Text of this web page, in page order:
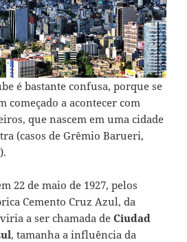
é bastante confusa, porque se
começado a acontecer com
que nascem em uma cidade
(casos de Grêmio Barueri,
22 de maio de 1927, pelos
Cemento Cruz Azul, da
a ser chamada de Ciudad
, tamanha a influência da